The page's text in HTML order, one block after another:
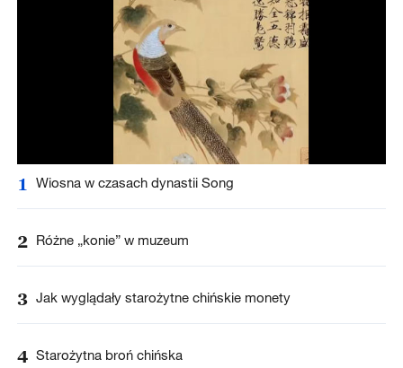
1 Wiosna w czasach dynastii Song
2 Różne „konie” w muzeum
3 Jak wyglądały starożytne chińskie monety
4 Starożytna broń chińska